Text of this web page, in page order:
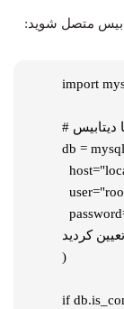
متصل شوید:
import
# ایجاد ارتباط با دیتابیس
db =
تعیین کردید
)
if